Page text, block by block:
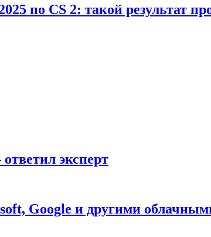
по CS 2: такой результат
эксперт
Google и другими